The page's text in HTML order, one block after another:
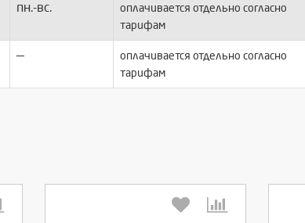
пн.-вс.
оплачивается отдельно согласно
тарифам
—
оплачивается отдельно согласно
тарифам